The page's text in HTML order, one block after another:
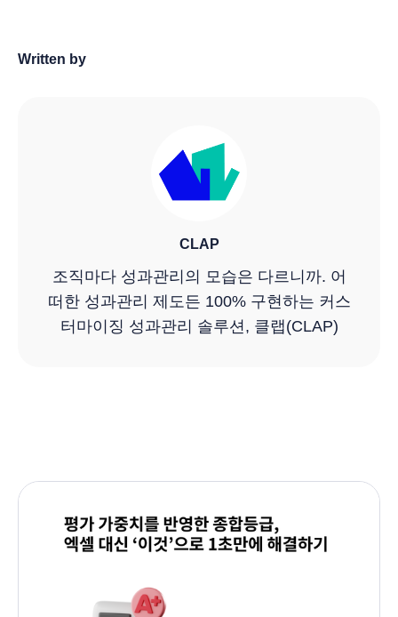
Written by
CLAP
조직마다 성과관리의 모습은 다르니까. 어
떠한 성과관리 제도든 100% 구현하는 커스
터마이징 성과관리 솔루션, 클랩(CLAP)